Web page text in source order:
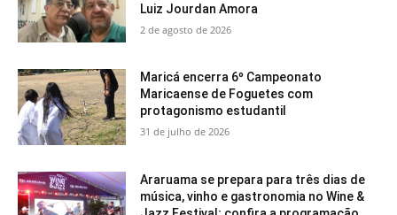
Luiz Jourdan Amora
2 de agosto de 2026
Maricá encerra 6º Campeonato
Maricaense de Foguetes com
protagonismo estudantil
31 de julho de 2026
Araruama se prepara para três dias de
música, vinho e gastronomia no Wine &